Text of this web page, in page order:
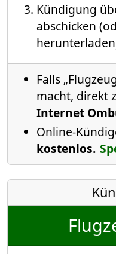
Kündigung
abschicken
Falls
macht, direkt
Internet
Online-
kostenlos.